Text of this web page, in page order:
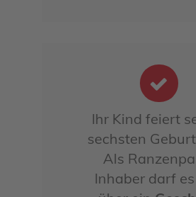
Ihr Kind feiert
sechsten
Als
Inhaber darf